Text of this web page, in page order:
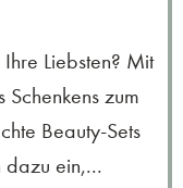
Liebsten? Mit
zum
Beauty-Sets
dazu ein,...